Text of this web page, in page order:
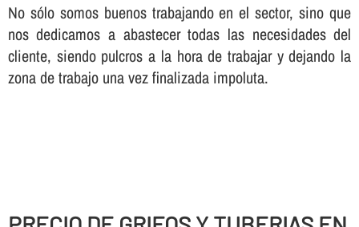
No sólo somos buenos trabajando en el sector, sino que
nos dedicamos a abastecer todas las necesidades del
cliente, siendo pulcros a la hora de trabajar y dejando la
zona de trabajo una vez finalizada impoluta.